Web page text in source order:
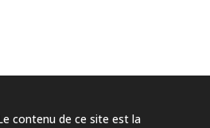
contenu de ce site est la